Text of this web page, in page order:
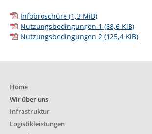
Infobroschüre (1,3 MiB)
Nutzungsbedingungen 1 (88,6 KiB)
Nutzungsbedingungen 2 (125,4 KiB)
Home
Wir über uns
Infrastruktur
Logistikleistungen